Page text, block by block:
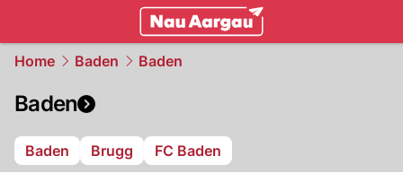
Home Baden Baden
Baden
Baden Brugg FC Baden